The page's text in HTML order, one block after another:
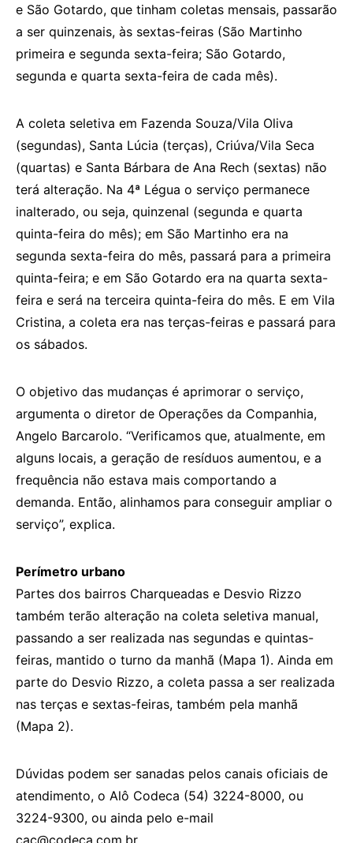
e São Gotardo, que tinham coletas mensais, passarão
a ser quinzenais, às sextas-feiras (São Martinho
primeira e segunda sexta-feira; São Gotardo,
segunda e quarta sexta-feira de cada mês).
A coleta seletiva em Fazenda Souza/Vila Oliva
(segundas), Santa Lúcia (terças), Criúva/Vila Seca
(quartas) e Santa Bárbara de Ana Rech (sextas) não
terá alteração. Na 4ª Légua o serviço permanece
inalterado, ou seja, quinzenal (segunda e quarta
quinta-feira do mês); em São Martinho era na
segunda sexta-feira do mês, passará para a primeira
quinta-feira; e em São Gotardo era na quarta sexta-
feira e será na terceira quinta-feira do mês. E em Vila
Cristina, a coleta era nas terças-feiras e passará para
os sábados.
O objetivo das mudanças é aprimorar o serviço,
argumenta o diretor de Operações da Companhia,
Angelo Barcarolo. “Verificamos que, atualmente, em
alguns locais, a geração de resíduos aumentou, e a
frequência não estava mais comportando a
demanda. Então, alinhamos para conseguir ampliar o
serviço”, explica.
Perímetro urbano
Partes dos bairros Charqueadas e Desvio Rizzo
também terão alteração na coleta seletiva manual,
passando a ser realizada nas segundas e quintas-
feiras, mantido o turno da manhã (Mapa 1). Ainda em
parte do Desvio Rizzo, a coleta passa a ser realizada
nas terças e sextas-feiras, também pela manhã
(Mapa 2).
Dúvidas podem ser sanadas pelos canais oficiais de
atendimento, o Alô Codeca (54) 3224-8000, ou
3224-9300, ou ainda pelo e-mail
cac@codeca.com.br.